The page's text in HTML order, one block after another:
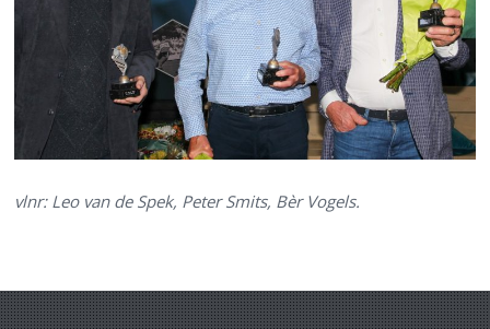
vlnr: Leo van de Spek, Peter Smits, Bèr Vogels.